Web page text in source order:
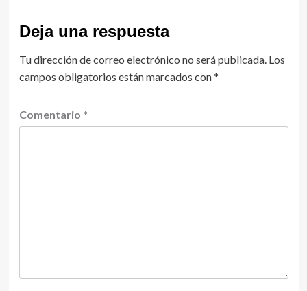
Deja una respuesta
Tu dirección de correo electrónico no será publicada. Los
campos obligatorios están marcados con*
Comentario *